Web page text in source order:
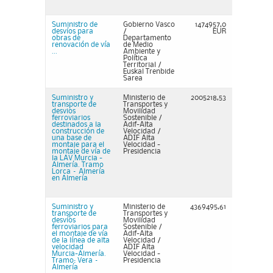
Suministro de
desvíos para
obras de
renovación de vía
Gobierno Vasco
/
Departamento
de Medio
Ambiente y
Política
Territorial /
Euskal Trenbide
Sarea
1474957,0
EUR
Suministro y
transporte de
desvios
ferroviarios
destinados a la
construcción de
una base de
montaje para el
montaje de vía de
la LAV Murcia -
Almería. Tramo
Lorca – Almería
en Almería
Ministerio de
Transportes y
Movilidad
Sostenible /
Adif-Alta
Velocidad /
ADIF Alta
Velocidad -
Presidencia
2005218,53
Suministro y
transporte de
desvíos
ferroviarios para
el montaje de vía
de la línea de alta
velocidad
Murcia-Almería.
Tramo: Vera –
Almería
Ministerio de
Transportes y
Movilidad
Sostenible /
Adif-Alta
Velocidad /
ADIF Alta
Velocidad -
Presidencia
4369495,61